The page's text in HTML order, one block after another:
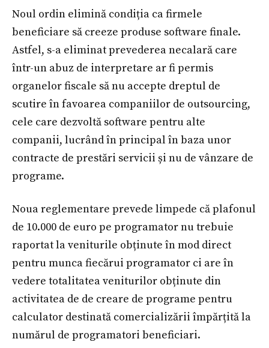
Noul ordin elimină condiția ca firmele
beneficiare să creeze produse software finale.
Astfel, s-a eliminat prevederea necalară care
într-un abuz de interpretare ar fi permis
organelor fiscale să nu accepte dreptul de
scutire în favoarea companiilor de outsourcing,
cele care dezvoltă software pentru alte
companii, lucrând în principal în baza unor
contracte de prestări servicii și nu de vânzare de
programe.
Noua reglementare prevede limpede că plafonul
de 10.000 de euro pe programator nu trebuie
raportat la veniturile obținute în mod direct
pentru munca fiecărui programator ci are în
vedere totalitatea veniturilor obținute din
activitatea de de creare de programe pentru
calculator destinată comercializării împărțită la
numărul de programatori beneficiari.